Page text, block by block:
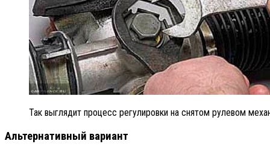
Так выглядит процесс регулировки на снятом рулевом
Альтернативный вариант